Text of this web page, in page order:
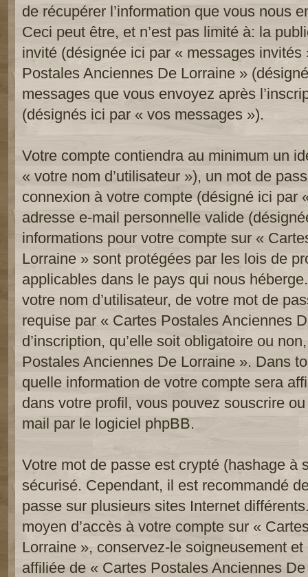
de récupérer l’information que vous nous
Ceci peut être, et n’est pas limité à: la
invité (désignée ici par « messages invités
Postales Anciennes De Lorraine »
messages que vous envoyez après
(désignés ici par « vos messages »).
Votre compte contiendra au minimum un
« votre nom d’utilisateur »), un mot de
connexion à votre compte (désigné ici par
adresse e-mail personnelle valide
informations pour votre compte sur «
Lorraine » sont protégées par les lois de
applicables dans le pays qui nous
votre nom d’utilisateur, de votre mot de
requise par « Cartes Postales Anciennes
d’inscription, qu’elle soit obligatoire ou
Postales Anciennes De Lorraine ». Dans
quelle information de votre compte sera
dans votre profil, vous pouvez souscrire ou
mail par le logiciel phpBB.
Votre mot de passe est crypté (hashage à
sécurisé. Cependant, il est recommandé
passe sur plusieurs sites Internet
moyen d’accès à votre compte sur «
Lorraine », conservez-le soigneusement
affiliée de « Cartes Postales Anciennes